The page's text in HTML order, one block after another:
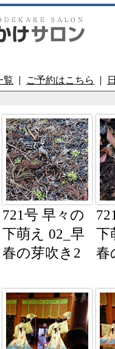
覧 ご予約はこちら
721号 早々の
下萌え 02_早
春の芽吹き2
下
春